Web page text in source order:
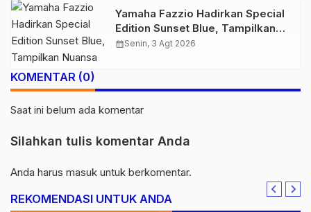
Yamaha Fazzio Hadirkan Special
Edition Sunset Blue, Tampilkan
Nuansa Retro Summer yang
calendar_monthSenin, 3 Agt 2026
KOMENTAR (0)
Saat ini belum ada komentar
Silahkan tulis komentar Anda
Anda harus masuk untuk berkomentar.
REKOMENDASI UNTUK ANDA